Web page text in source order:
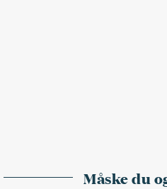
Måske du